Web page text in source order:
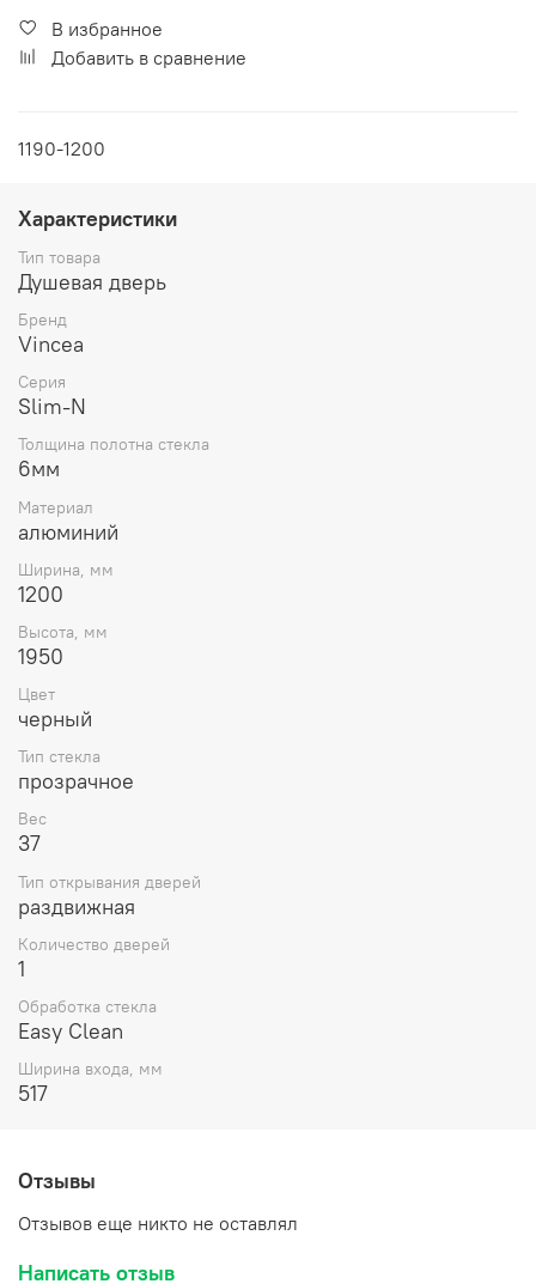
В избранное
Добавить в сравнение
1190-1200
Характеристики
Тип товара
Душевая дверь
Бренд
Vincea
Серия
Slim-N
Толщина полотна стекла
6мм
Материал
алюминий
Ширина, мм
1200
Высота, мм
1950
Цвет
черный
Тип стекла
прозрачное
Вес
37
Тип открывания дверей
раздвижная
Количество дверей
1
Обработка стекла
Easy Clean
Ширина входа, мм
517
Отзывы
Отзывов еще никто не оставлял
Написать отзыв